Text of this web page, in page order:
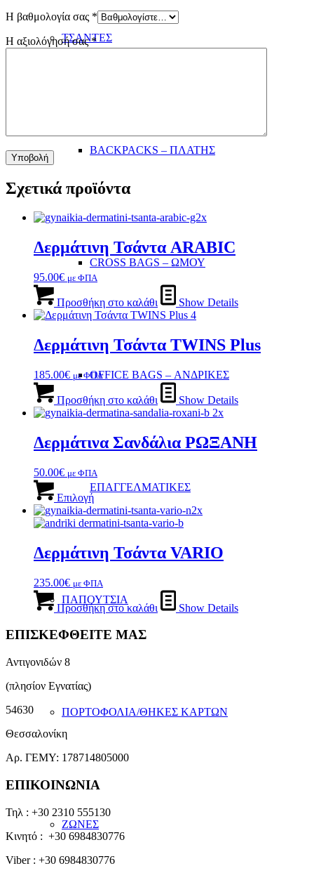
ΤΣΑΝΤΕΣ
BACKPACKS – ΠΛΑΤΗΣ
CROSS BAGS – ΩΜΟΥ
OFFICE BAGS – ΑΝΔΡΙΚΕΣ
ΕΠΑΓΓΕΛΜΑΤΙΚΕΣ
ΠΑΠΟΥΤΣΙΑ
ΠΟΡΤΟΦΟΛΙΑ/ΘΗΚΕΣ ΚΑΡΤΩΝ
ΖΩΝΕΣ
Η βαθμολογία σας *
Η αξιολόγησή σας*
Σχετικά προϊόντα
Δερμάτινη Τσάντα ARABIC
95.00€ με ΦΠΑ
Προσθήκη στο καλάθι Show Details
Δερμάτινη Τσάντα TWINS Plus
185.00€ με ΦΠΑ
Προσθήκη στο καλάθι Show Details
Δερμάτινα Σανδάλια ΡΩΞΑΝΗ
50.00€ με ΦΠΑ
Επιλογή
Αυτό
το
προϊόν
έχει
παραλλαγές.
Οι
μπορούν
να
επιλεγούν
σελίδα
Δερμάτινη Τσάντα VARIO
235.00€ με ΦΠΑ
Προσθήκη στο καλάθι Show Details
ΕΠΙΣΚΕΦΘΕΙΤΕ ΜΑΣ
Αντιγονιδών 8
(πλησίον Εγνατίας)
54630
Θεσσαλονίκη
Αρ. ΓΕΜΥ: 178714805000
ΕΠΙΚΟΙΝΩΝΙΑ
Τηλ : +30 2310 555130
Κινητό : +30 6984830776
Viber : +30 6984830776